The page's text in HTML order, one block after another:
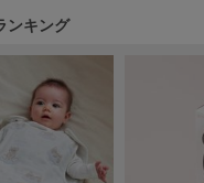
ンキング